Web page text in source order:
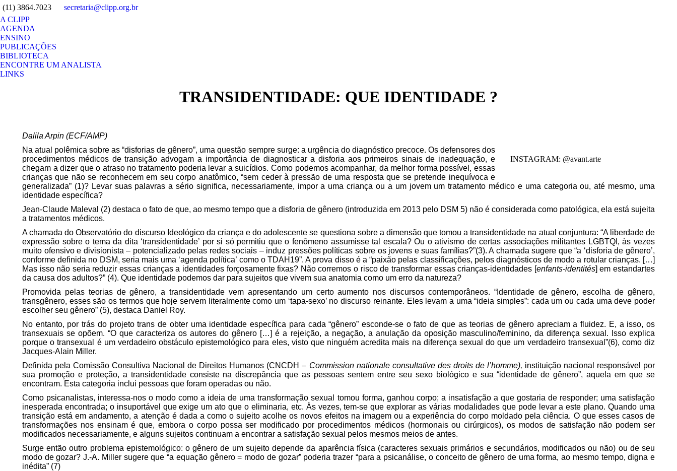
(11) 3864.7023 secretaria@clipp.org.br
A CLIPP
AGENDA
ENSINO
PUBLICAÇÕES
BIBLIOTECA
ENCONTRE UM ANALISTA
LINKS
TRANSIDENTIDADE: QUE IDENTIDADE ?
Dalila Arpin (ECF/AMP)
INSTAGRAM: @avant.arte
Na atual polêmica sobre as “disforias de gênero”, umaquestão sempre surge: a urgência do diagnóstico precoce. Os defensores dos
procedimentos médicos de transição advogam a importância de diagnosticar a disforia aos primeiros sinais de inadequação, e
chegam a dizer que o atraso no tratamento poderia levar a suicídios. Como podemos acompanhar, da melhor forma possível, essas
crianças que não se reconhecem em seu corpo anatômico, “sem ceder à pressão de uma resposta que se pretende inequívoca e
generalizada” (1)? Levar suas palavras a sério significa, necessariamente, impor a uma criança ou a um jovem um tratamento médico e uma categoria ou, até mesmo, uma
identidade específica?
Jean-Claude Maleval (2) destaca o fato de que, ao mesmo tempo que a disforia de gênero (introduzida em 2013 pelo DSM 5) não é considerada como patológica, ela está sujeita
a tratamentos médicos.
A chamada do Observatório do discurso Ideológico da criança e do adolescente se questiona sobre a dimensão que tomou a transidentidade na atual conjuntura: “A liberdade de
expressão sobre o tema da dita ‘transidentidade’ por si só permitiu que o fenômeno assumisse tal escala? Ou o ativismo de certas associações militantes LGBTQI, às vezes
muito ofensivo e divisionista – potencializado pelas redes sociais – induz pressões políticas sobre os jovens e suas famílias?”(3). A chamada sugere que “a ‘disforia de gênero’,
conforme definida no DSM, seria mais uma ‘agenda política’ como o TDAH19”. A prova disso é a “paixão pelas classificações, pelos diagnósticos de modo a rotular crianças. […]
Mas isso não seria reduzir essas crianças a identidades forçosamentefixas? Não corremos o risco de transformar essas crianças-identidades [enfants-identités] em estandartes
da causa dos adultos?” (4). Que identidade podemos dar para sujeitos que vivem sua anatomia como um erro da natureza?
Promovida pelas teorias de gênero, a transidentidade vem apresentando um certo aumento nos discursos contemporâneos. “Identidade de gênero, escolha de gênero,
transgênero, esses são os termos que hoje servem literalmente como um ‘tapa-sexo’ no discurso reinante. Eles levam a uma “ideia simples”: cada um ou cada uma deve poder
escolher seu gênero” (5), destaca Daniel Roy.
No entanto, por trás do projeto trans de obter uma identidade específica para cada “gênero” esconde-se o fato de que as teorias de gênero apreciam a fluidez. E, a isso, os
transexuais se opõem. “O que caracteriza osautores do gênero […] é a rejeição, a negação, a anulação da oposição masculino/feminino, da diferença sexual. Isso explica
porque o transexual é um verdadeiro obstáculo epistemológico para eles, visto que ninguém acredita mais na diferença sexual do que um verdadeiro transexual”(6), como diz
Jacques-Alain Miller.
Definida pela Comissão Consultiva Nacional de Direitos Humanos (CNCDH – Commission nationale consultative des droits de l’homme), instituição nacional responsável por
sua promoção e proteção, a transidentidade consiste na discrepância que as pessoas sentem entre seu sexo biológico e sua “identidade de gênero”, aquela em que se
encontram. Esta categoria inclui pessoas que foram operadas ou não.
Como psicanalistas, interessa-nos o modo como a ideia de uma transformação sexual tomou forma, ganhou corpo; a insatisfação a que gostaria de responder; uma satisfação
inesperada encontrada; o insuportável que exige um ato que o eliminaria, etc. Às vezes, tem-se que explorar as várias modalidades que pode levar a este plano. Quando uma
transição está em andamento, a atenção é dada a como o sujeito acolhe os novos efeitos na imagem ou a experiência do corpo moldado pela ciência. O que esses casos de
transformações nos ensinam é que, embora o corpo possa ser modificado por procedimentos médicos (hormonais ou cirúrgicos), os modos de satisfação não podem ser
modificados necessariamente, e alguns sujeitos continuam a encontrar a satisfação sexual pelos mesmos meios de antes.
Surge então outro problema epistemológico: o gênero de um sujeito depende da aparência física (caracteres sexuais primários e secundários, modificados ou não) ou de seu
modo de gozar? J.-A. Miller sugere que “a equação gênero = modo de gozar” poderia trazer “para a psicanálise, o conceito de gênero de uma forma, ao mesmo tempo, digna e
inédita” (7)